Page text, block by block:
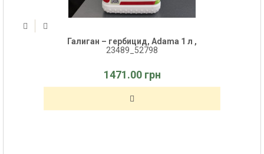
Галиган – гербицид, Adama 1 л ,
23489_52798
1471.00 грн